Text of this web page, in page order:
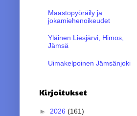
Maastopyöräily ja
jokamiehenoikeudet
Yläinen Liesjärvi, Himos,
Jämsä
Uimakelpoinen Jämsänjoki
Kirjoitukset
► 2026 (161)